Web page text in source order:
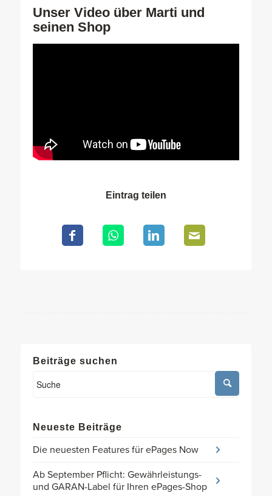
Unser Video über Marti und
seinen Shop
Eintrag teilen
Beiträge suchen
Neueste Beiträge
Die neuesten Features für ePages Now
Ab September Pflicht: Gewährleistungs-
und GARAN-Label für Ihren ePages-Shop